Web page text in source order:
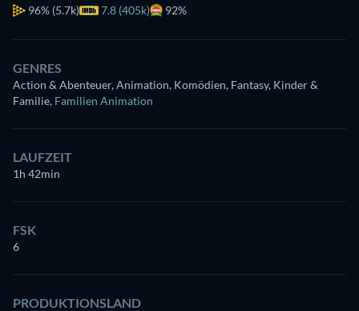
96% (5.7k) 7.8 (405k) 92%
GENRES
Action & Abenteuer, Animation, Komödien, Fantasy, Kinder &
Familie, Familien Animation
LAUFZEIT
1h 42min
FSK
6
PRODUKTIONSLAND